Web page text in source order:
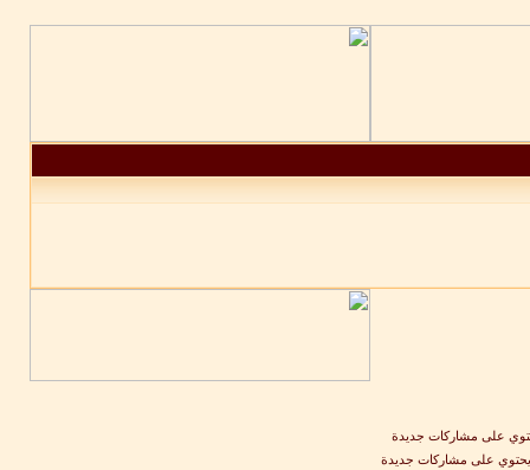
على مشاركات جديدة
على مشاركات جديدة